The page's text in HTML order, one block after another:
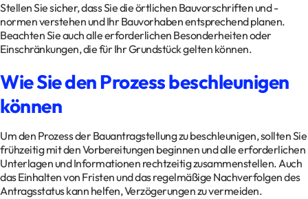
Stellen Sie sicher, dass Sie die örtlichen Bauvorschriften und -
normen verstehen und Ihr Bauvorhaben entsprechend planen.
Beachten Sie auch alle erforderlichen Besonderheiten oder
Einschränkungen, die für Ihr Grundstück gelten können.
Wie Sie den Prozess beschleunigen
können
Um den Prozess der Bauantragstellung zu beschleunigen, sollten Sie
frühzeitig mit den Vorbereitungen beginnen und alle erforderlichen
Unterlagen und Informationen rechtzeitig zusammenstellen. Auch
das Einhalten von Fristen und das regelmäßige Nachverfolgen des
Antragsstatus kann helfen, Verzögerungen zu vermeiden.